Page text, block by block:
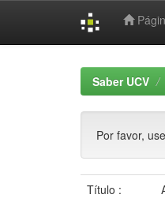
Saber UCV
Por favor,
Título :